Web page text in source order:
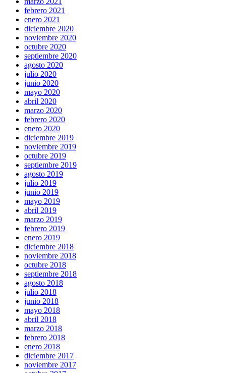
febrero 2021
enero 2021
diciembre 2020
noviembre 2020
octubre 2020
septiembre 2020
agosto 2020
julio 2020
junio 2020
mayo 2020
abril 2020
marzo 2020
febrero 2020
enero 2020
diciembre 2019
noviembre 2019
octubre 2019
septiembre 2019
agosto 2019
julio 2019
junio 2019
mayo 2019
abril 2019
marzo 2019
febrero 2019
enero 2019
diciembre 2018
noviembre 2018
octubre 2018
septiembre 2018
agosto 2018
julio 2018
junio 2018
mayo 2018
abril 2018
marzo 2018
febrero 2018
enero 2018
diciembre 2017
noviembre 2017